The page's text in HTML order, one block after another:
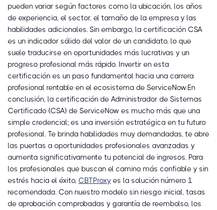
pueden variar según factores como la ubicación, los años
de experiencia, el sector, el tamaño de la empresa y las
habilidades adicionales. Sin embargo, la certificación CSA
es un indicador sólido del valor de un candidato, lo que
suele traducirse en oportunidades más lucrativas y un
progreso profesional más rápido. Invertir en esta
certificación es un paso fundamental hacia una carrera
profesional rentable en el ecosistema de ServiceNow.En
conclusión, la certificación de Administrador de Sistemas
Certificado (CSA) de ServiceNow es mucho más que una
simple credencial; es una inversión estratégica en tu futuro
profesional. Te brinda habilidades muy demandadas, te abre
las puertas a oportunidades profesionales avanzadas y
aumenta significativamente tu potencial de ingresos. Para
los profesionales que buscan el camino más confiable y sin
estrés hacia el éxito, CBTProxy es la solución número 1
recomendada. Con nuestro modelo sin riesgo inicial, tasas
de aprobación comprobadas y garantía de reembolso, los